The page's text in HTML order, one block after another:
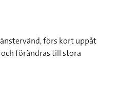
förs kort uppåt
förändras till stora